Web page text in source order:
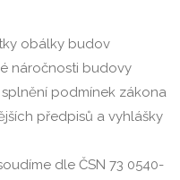
obálky budov
náročnosti budovy
podmínek zákona
předpisů a vyhlášky
dle ČSN 73 0540-